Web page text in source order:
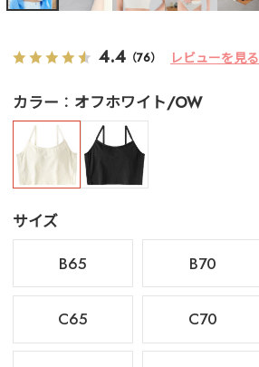
4.4 （76） レビューを見る
カラー オフホワイト/OW
サイズ
B65
B70
C65 C70